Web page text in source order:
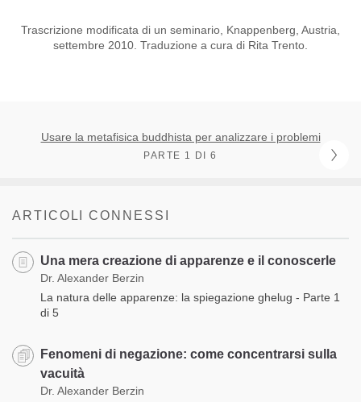
Trascrizione modificata di un seminario, Knappenberg, Austria,
settembre 2010. Traduzione a cura di Rita Trento.
Usare la metafisica buddhista per analizzare i problemi
PARTE 1 DI 6
ARTICOLI CONNESSI
Una mera creazione di apparenze e il conoscerle
Dr. Alexander Berzin
La natura delle apparenze: la spiegazione ghelug - Parte 1
di 5
Fenomeni di negazione: come concentrarsi sulla
vacuità
Dr. Alexander Berzin